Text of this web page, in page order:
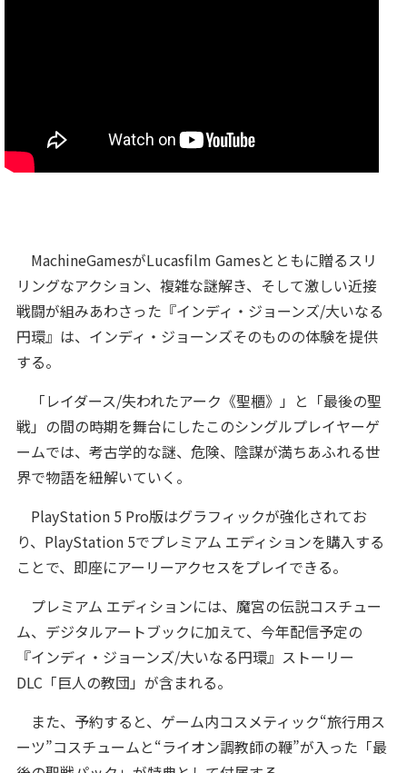
MachineGamesがLucasfilm Gamesとともに贈るスリ
リングなアクション、複雑な謎解き、そして激しい近接
戦闘が組みあわさった『インディ・ジョーンズ/大いなる
円環』は、インディ・ジョーンズそのものの体験を提供
する。
「レイダース/失われたアーク《聖櫃》」と「最後の聖
戦」の間の時期を舞台にしたこのシングルプレイヤーゲ
ームでは、考古学的な謎、危険、陰謀が満ちあふれる世
界で物語を紐解いていく。
PlayStation 5 Pro版はグラフィックが強化されてお
り、PlayStation 5でプレミアム エディションを購入する
ことで、即座にアーリーアクセスをプレイできる。
プレミアム エディションには、魔宮の伝説コスチュー
ム、デジタルアートブックに加えて、今年配信予定の
『インディ・ジョーンズ/大いなる円環』ストーリー
DLC「巨人の教団」が含まれる。
また、予約すると、ゲーム内コスメティック“旅行用ス
ーツ”コスチュームと“ライオン調教師の鞭”が入った「最